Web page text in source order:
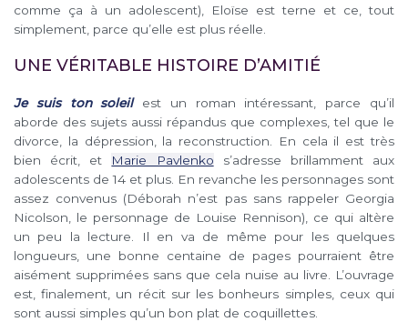
comme ça à un adolescent), Eloïse est terne et ce, tout
simplement, parce qu’elle est plus réelle.
UNE VÉRITABLE HISTOIRE D’AMITIÉ
Je suis ton soleilest un roman intéressant, parce qu’il
aborde des sujets aussi répandus que complexes, tel que le
divorce, la dépression, la reconstruction. En cela il est très
bien écrit, et Marie Pavlenko s’adresse brillamment aux
adolescents de 14 et plus. En revanche les personnages sont
assez convenus (Déborah n’est pas sans rappeler Georgia
Nicolson, le personnage de Louise Rennison), ce qui altère
un peu la lecture. Il en va de même pour les quelques
longueurs, une bonne centaine de pages pourraient être
aisément supprimées sans que cela nuise au livre. L’ouvrage
est, finalement, un récit sur les bonheurs simples, ceux qui
sont aussi simples qu’un bon plat de coquillettes.